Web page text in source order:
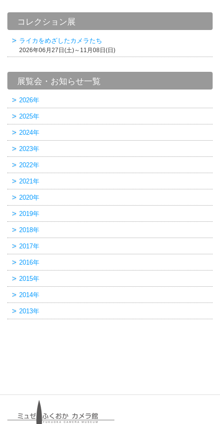
コレクション展
ライカをめざしたカメラたち
2026年06月27日(土)～11月08日(日)
展覧会・お知らせ一覧
2026年
2025年
2024年
2023年
2022年
2021年
2020年
2019年
2018年
2017年
2016年
2015年
2014年
2013年